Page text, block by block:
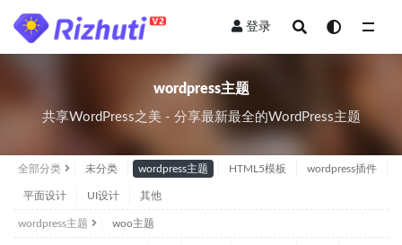
登录
wordpress主题
共享WordPress之美 - 分享最新最全的WordPress主题
全部分类 未分类 wordpress主题 HTML5模板 wordpress插件
平面设计 UI设计 其他
wordpress主题 woo主题